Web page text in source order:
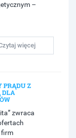
–
więcej
PRĄDU Z
DLA
zwraca
firm